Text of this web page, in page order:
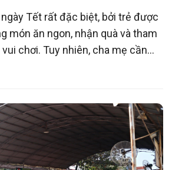
Tết rất đặc biệt, bởi trẻ được
món ăn ngon, nhận quà và tham
chơi. Tuy nhiên, cha mẹ cần
dưỡng cho trẻ để đảm bảo